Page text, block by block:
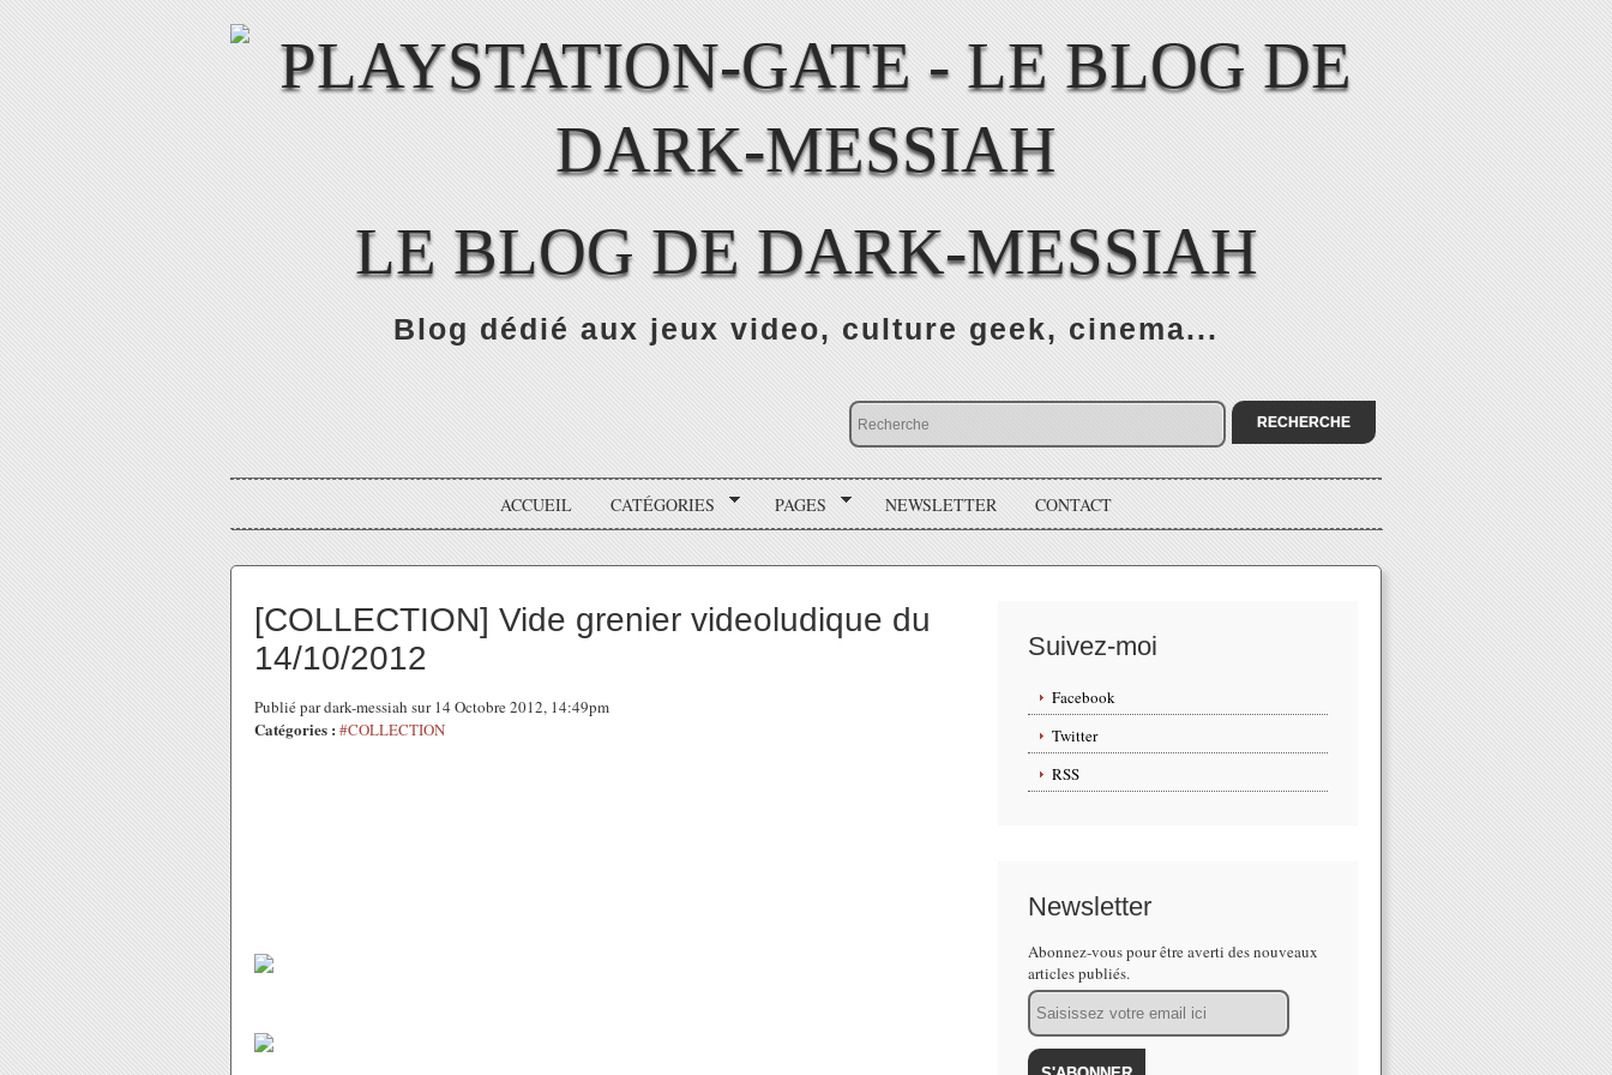
LE BLOG DE DARK-MESSIAH
Blog dédié aux jeux video, culture geek, cinema...
ACCUEIL CATÉGORIES PAGES NEWSLETTER CONTACT
[COLLECTION] Vide grenier videoludique du
14/10/2012
Publié par dark-messiah sur 14 Octobre 2012, 14:49pm
Catégories : #COLLECTION
Suivez-moi
Facebook
Twitter
RSS
Newsletter
Abonnez-vous pour être averti des nouveaux
articles publiés.
Email